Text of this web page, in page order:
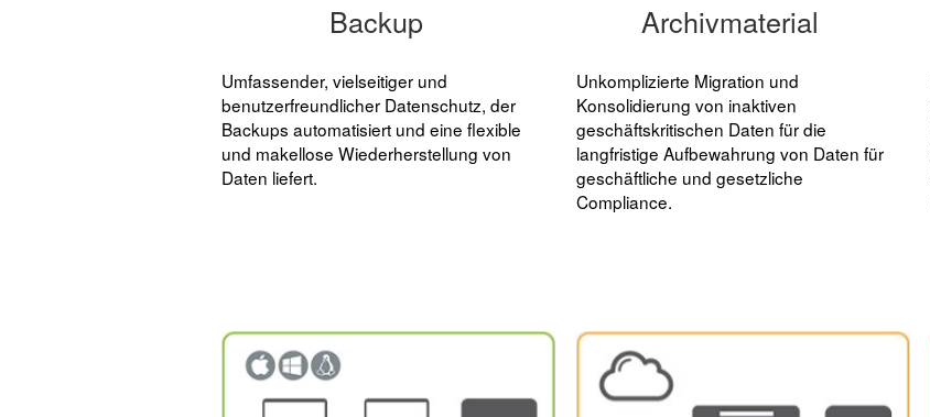
Backup
Umfassender, vielseitiger und
benutzerfreundlicher Datenschutz, der
Backups automatisiert und eine flexible
und makellose Wiederherstellung von
Daten liefert.
Archivmaterial
Unkomplizierte Migration und
Konsolidierung von inaktiven
geschäftskritischen Daten für die
langfristige Aufbewahrung von Daten für
geschäftliche und gesetzliche
Compliance.